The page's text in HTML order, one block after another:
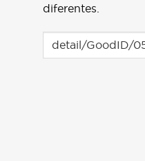
diferentes.